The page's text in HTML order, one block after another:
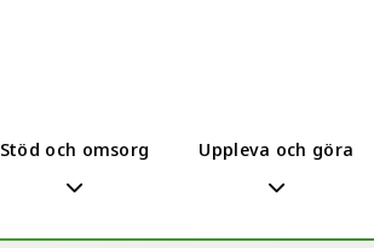
Stöd och omsorg Uppleva och göra